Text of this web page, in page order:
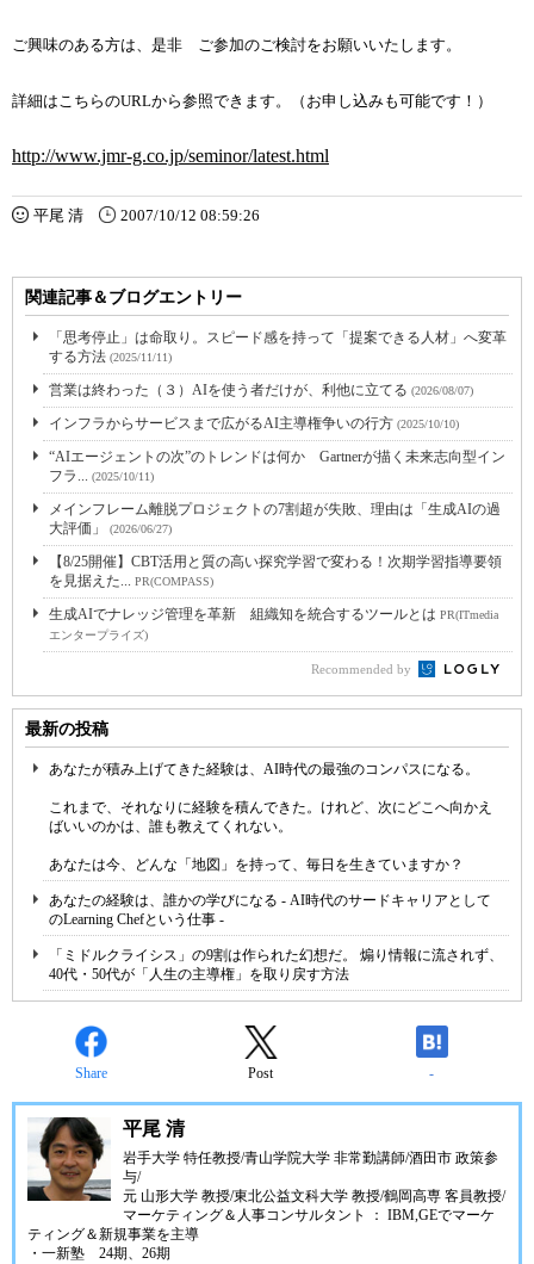
ご興味のある方は、是非 ご参加のご検討をお願いいたします。
詳細はこちらのURLから参照できます。（お申し込みも可能です！）
http://www.jmr-g.co.jp/seminor/latest.html
平尾 清 2007/10/12 08:59:26
関連記事＆ブログエントリー
「思考停止」は命取り。スピード感を持って「提案できる人材」へ変革
する方法 (2025/11/11)
営業は終わった（３）AIを使う者だけが、利他に立てる (2026/08/07)
インフラからサービスまで広がるAI主導権争いの行方 (2025/10/10)
“AIエージェントの次”のトレンドは何か Gartnerが描く未来志向型イン
フラ... (2025/10/11)
メインフレーム離脱プロジェクトの7割超が失敗、理由は「生成AIの過
大評価」
(2026/06/27)
【8/25開催】CBT活用と質の高い探究学習で変わる！次期学習指導要領
を見据えた... PR(COMPASS)
生成AIでナレッジ管理を革新 組織知を統合するツールとは PR(ITmedia
エンタープライズ)
Recommended by
最新の投稿
あなたが積み上げてきた経験は、AI時代の最強のコンパスになる。
これまで、それなりに経験を積んできた。けれど、次にどこへ向かえ
ばいいのかは、誰も教えてくれない。
あなたは今、どんな「地図」を持って、毎日を生きていますか？
あなたの経験は、誰かの学びになる - AI時代のサードキャリアとして
のLearning Chefという仕事 -
「ミドルクライシス」の9割は作られた幻想だ。 煽り情報に流されず、
40代・50代が「人生の主導権」を取り戻す方法
Share Post -
平尾 清
岩手大学 特任教授/青山学院大学 非常勤講師/酒田市 政策参
与/
元 山形大学 教授/東北公益文科大学 教授/鶴岡高専 客員教授/
マーケティング＆人事コンサルタント ： IBM,GEでマーケ
ティング＆新規事業を主導
・一新塾 24期、26期